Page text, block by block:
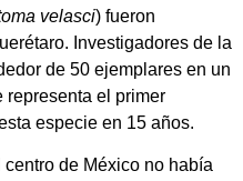
velasci) fueron
Investigadores de la
de 50 ejemplares en un
representa el primer
especie en 15 años.
de México no había